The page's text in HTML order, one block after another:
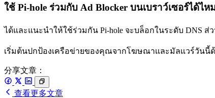
ใช้ Pi-hole ร่วมกับ Ad Blocker บนเบราว์เซอร์ได้ไห
ได้และแนะนำให้ใช้ร่วมกัน Pi-hole จะบล็อกในระดับ DNS ส่
เริ่มต้นปกป้องเครือข่ายของคุณจากโฆษณาและมัลแวร์วันนี้ด้
分享文章：
查看更多文章